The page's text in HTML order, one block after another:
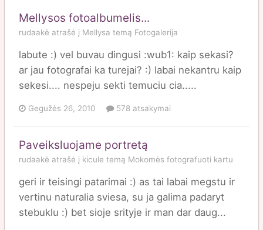
Mellysos fotoalbumelis...
rudaakė atrašė į Mellysa temą Fotogalerija
labute :) vel buvau dingusi :wub1: kaip sekasi?
ar jau fotografai ka turejai? :) labai nekantru kaip
sekesi.... nespeju sekti temuciu cia.....
Gegužės 26, 2010 578 atsakymai
Paveiksluojame portretą
rudaakė atrašė į kicule temą Mokomės fotografuoti kartu
geri ir teisingi patarimai :) as tai labai megstu ir
vertinu naturalia sviesa, su ja galima padaryt
stebuklu :) bet sioje srityje ir man dar daug...